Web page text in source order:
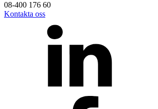
08-400 176 60
Kontakta oss